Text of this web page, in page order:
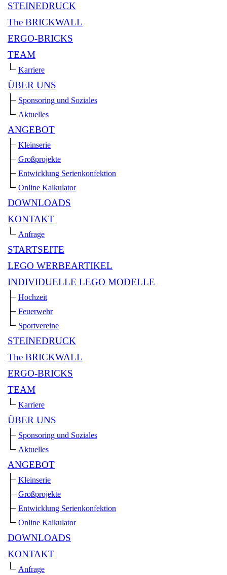
STEINEDRUCK
The BRICKWALL
ERGO-BRICKS
TEAM
Karriere
ÜBER UNS
Sponsoring und Soziales
Aktuelles
ANGEBOT
Kleinserie
Großprojekte
Entwicklung Serienkonfektion
Online Kalkulator
DOWNLOADS
KONTAKT
Anfrage
STARTSEITE
LEGO WERBEARTIKEL
INDIVIDUELLE LEGO MODELLE
Hochzeit
Feuerwehr
Sportvereine
STEINEDRUCK
The BRICKWALL
ERGO-BRICKS
TEAM
Karriere
ÜBER UNS
Sponsoring und Soziales
Aktuelles
ANGEBOT
Kleinserie
Großprojekte
Entwicklung Serienkonfektion
Online Kalkulator
DOWNLOADS
KONTAKT
Anfrage